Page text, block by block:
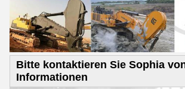
Bitte kontaktieren Sie Sophia
Informationen